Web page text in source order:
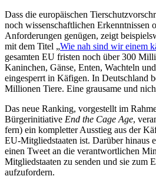
Dass die europäischen
noch wissenschaftlichen Erkenntnissen
Anforderungen genügen, zeigt
mit dem Titel „Wie nah sind wir einem
gesamten EU fristen noch über 300
Kaninchen, Gänse, Enten, Wachteln
eingesperrt in Käfigen. In Deutschland
Millionen Tiere. Eine grausame und
Das neue Ranking, vorgestellt im
Bürgerinitiative End the Cage Age,
fern) ein kompletter Ausstieg aus der
EU-Mitgliedstaaten ist. Darüber hinaus
einen Tweet an die verantwortlichen
Mitgliedstaaten zu senden und sie zum
aufzufordern.